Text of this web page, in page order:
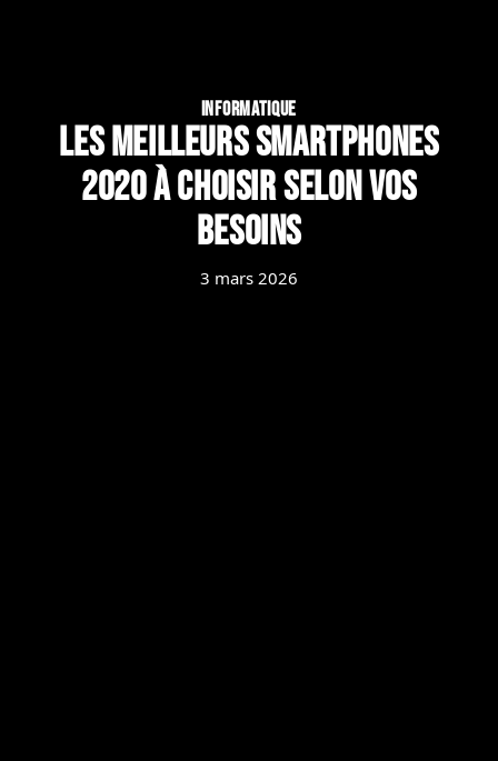
INFORMATIQUE
Les meilleurs smartphones
2020 à choisir selon vos
besoins
3 mars 2026